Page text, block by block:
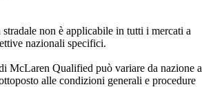
stradale non è applicabile in tutti i mercati a
nazionali specifici.
McLaren Qualified può variare da nazione a
alle condizioni generali e procedure